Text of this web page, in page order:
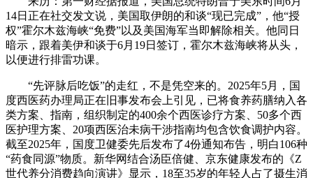
14日正在社交发文说，美国取伊朗的和谈“现已完成”，他“授
权”霍尔木兹海峡“免费”以及美国海军当即解除相关。他同日
暗示，跟着美伊和谈于6月19日签订，霍尔木兹海峡将从头，
以便进行排雷功课。
“先评脉后吃饭”的走红，不是凭空来的。2025年5月，国
度西医药办理局正在旧事发布会上引见，已将食养药膳纳入各
类方案、指南，组织制定的400余个西医诊疗方案、50多个西
医护理方案、20项西医治未病干涉指南均包含饮食调护内容。
截至2025年，国度卫健委先后发布了4份通知布告，明白106种
“药食同源”物质。新华网结合汤臣倍健、京东健康发布的《Z
世代养分消费趋向演讲》显示，18至35岁的年轻人占了摄生消